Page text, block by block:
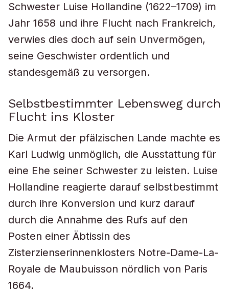
Schwester Luise Hollandine (1622–1709) im
Jahr 1658 und ihre Flucht nach Frankreich,
verwies dies doch auf sein Unvermögen,
seine Geschwister ordentlich und
standesgemäß zu versorgen.
Selbstbestimmter Lebensweg durch
Flucht ins Kloster
Die Armut der pfälzischen Lande machte es
Karl Ludwig unmöglich, die Ausstattung für
eine Ehe seiner Schwester zu leisten. Luise
Hollandine reagierte darauf selbstbestimmt
durch ihre Konversion und kurz darauf
durch die Annahme des Rufs auf den
Posten einer Äbtissin des
Zisterzienserinnenklosters Notre-Dame-La-
Royale de Maubuisson nördlich von Paris
1664.